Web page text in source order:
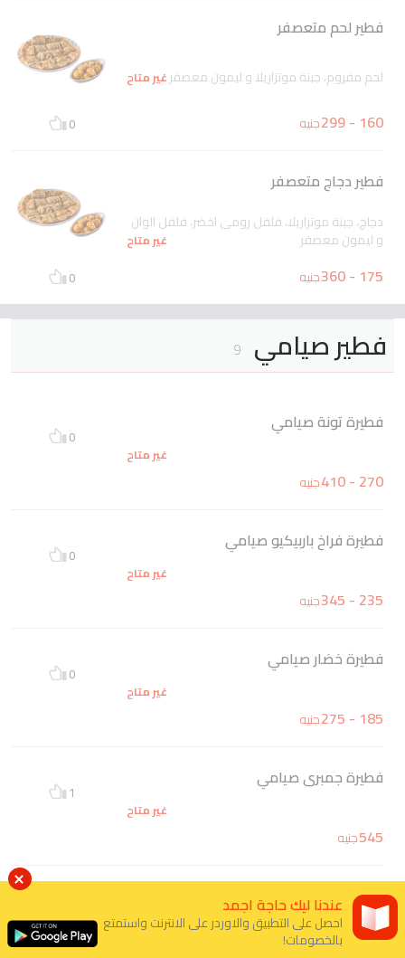
فطير لحم متعصفر
لحم مفروم، جبنة موتزاريلا و ليمون معصفرغير متاح
160 - 299 جنيه 0
فطير دجاج متعصفر
دجاج، جبنة موتزاريلا، فلفل رومى اخضر، فلفل الوان
و ليمون معصفر غير متاح
175 - 360 جنيه 0
فطير صيامي 9
فطيرة تونة صيامي
غير متاح
270 - 410 جنيه
0
فطيرة فراخ باربيكيو صيامي
غير متاح
235 - 345 جنيه
0
فطيرة خضار صيامي
غير متاح
185 - 275 جنيه
0
فطيرة جمبرى صيامي
غير متاح
545جنيه
1
فطيرة سى فود صيامي
غير متاح
عندنا ليك حاجة اجمد
احصل على التطبيق والاوردر على الانترنت واستمتع
بالخصومات!